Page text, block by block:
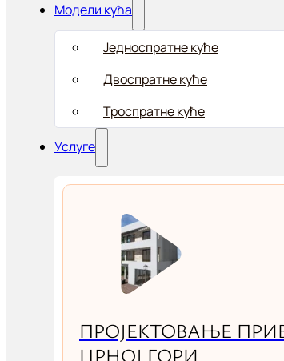
Модели кућа
Једноспратне куће
Двоспратне куће
Троспратне куће
Услуге
ПРОЈЕКТОВАЊЕ
ЦРНОЈ ГОРИ